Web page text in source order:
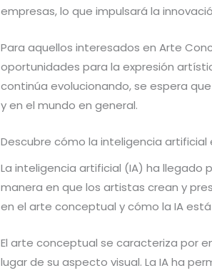
empresas, lo que impulsará la
Para aquellos interesados en Arte
oportunidades para la expresión
continúa evolucionando, se espera
y en el mundo en general.
Descubre cómo la inteligencia
La inteligencia artificial (IA) ha llegado
manera en que los artistas crean y
en el arte conceptual y cómo la IA
El arte conceptual se caracteriza por
lugar de su aspecto visual. La IA ha